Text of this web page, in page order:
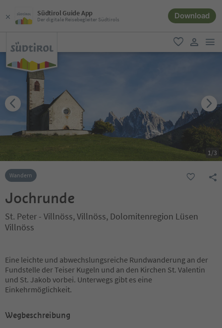
Südtirol Guide App
Der digitale Reisebegleiter Südtirols Download
favorit
user link
1/3
Wandern
Jochrunde
St. Peter - Villnöss, Villnöss, Dolomitenregion Lüsen
Villnöss
Eine leichte und abwechslungsreiche Rundwanderung an der
Fundstelle der Teiser Kugeln und an den Kirchen St. Valentin
und St. Jakob vorbei. Unterwegs gibt es eine
Einkehrmöglichkeit.
Wegbeschreibung